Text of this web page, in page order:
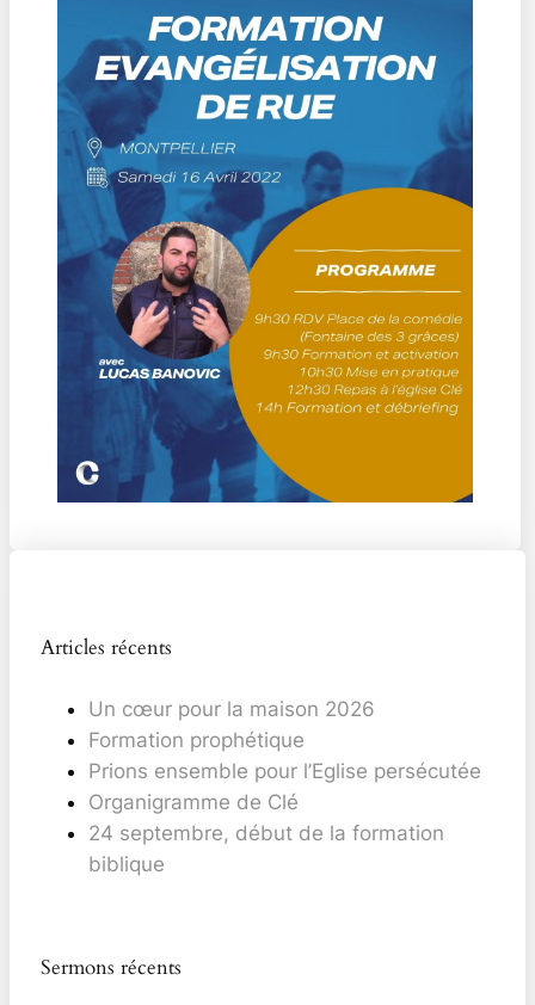
Articles récents
Un cœur pour la maison 2026
Formation prophétique
Prions ensemble pour l’Eglise persécutée
Organigramme de Clé
24 septembre, début de la formation
biblique
Sermons récents